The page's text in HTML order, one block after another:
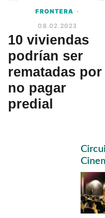
FRONTERA -
08.02.2023
10 viviendas
podrían ser
rematadas por
no pagar
predial